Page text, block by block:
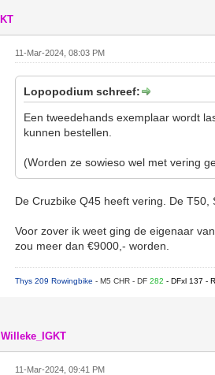
11-Mar-2024, 08:03 PM
Lopopodium schreef:
Een tweedehands exemplaar wordt
kunnen bestellen.
(Worden ze sowieso wel met vering
De Cruzbike Q45 heeft vering. De T50,
Voor zover ik weet ging de eigenaar
zou meer dan €9000,- worden.
Thys 209 Rowingbike- M5 CHR - DF282- DFxl 137 -
Willeke_IGKT
11-Mar-2024, 09:41 PM